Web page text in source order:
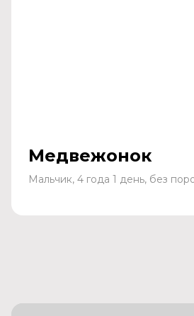
Медвежонок
Мальчик, 4 года 1 день, без